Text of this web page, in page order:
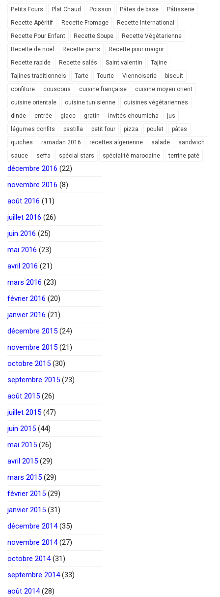
Petits Fours Plat Chaud Poisson Pâtes de base
Pâtisserie
Recette Apéritif
Recette Fromage
Recette International
Recette Pour Enfant
Recette Soupe
Recette Végétarienne
Recette de noel
Recette pains
Recette pour maigrir
Recette rapide
Recette salés Saint valentin
Tajine
Tajines traditionnels
Tarte Tourte Viennoiserie
biscuit
confiture
couscous cuisine française
cuisine moyen orient
cuisine orientale
cuisine tunisienne
cuisines végétariennes
dinde
entrée glace gratin invités choumicha
jus
légumes confits
pastilla petit four pizza poulet
pâtes
quiches
ramadan 2016 recettes algerienne salade
sandwich
sauce
seffa spécial stars spécialité marocaine terrine paté
décembre 2016 (22)
novembre 2016 (8)
août 2016 (11)
juillet 2016 (26)
juin 2016 (25)
mai 2016 (23)
avril 2016 (21)
mars 2016 (23)
février 2016 (20)
janvier 2016 (21)
décembre 2015 (24)
novembre 2015 (21)
octobre 2015 (30)
septembre 2015 (23)
août 2015 (26)
juillet 2015 (47)
juin 2015 (44)
mai 2015 (26)
avril 2015 (29)
mars 2015 (29)
février 2015 (29)
janvier 2015 (31)
décembre 2014(35)
novembre 2014(27)
octobre 2014(31)
septembre 2014(33)
août 2014(28)